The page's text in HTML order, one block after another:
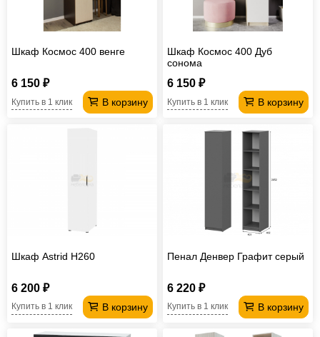
Шкаф Космос 400 венге
6 150 ₽
В корзину
Купить в 1 клик
Шкаф Космос 400 Дуб
сонома
6 150 ₽
В корзину
Купить в 1 клик
Шкаф Astrid H260
6 200 ₽
В корзину
Купить в 1 клик
Пенал Денвер Графит серый
6 220 ₽
В корзину
Купить в 1 клик